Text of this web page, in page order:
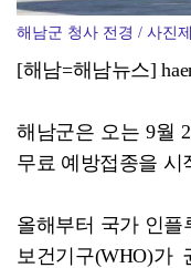
해남군 청사 전경 / 사진
[해남=해남뉴스]
해남군은 오는 9월
무료 예방접종을 시
올해부터 국가 인플
보건기구(WHO)가